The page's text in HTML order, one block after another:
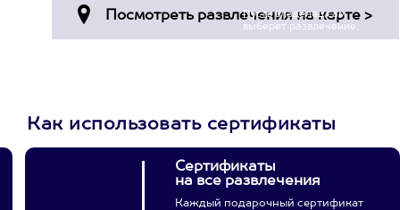
Пусть владелец сам
выберет развлечение.
Как использовать сертификаты
Сертификаты
на все развлечения
Каждый подарочный сертификат